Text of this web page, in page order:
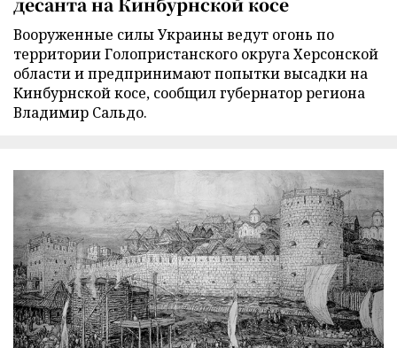
Вооруженные силы Украины ведут огонь по
территории Голопристанского округа Херсонской
области и предпринимают попытки высадки на
Кинбурнской косе, сообщил губернатор региона
Владимир Сальдо.